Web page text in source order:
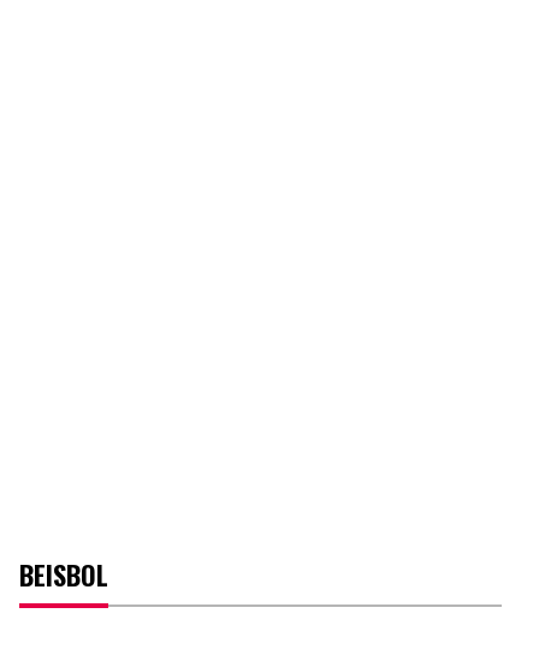
BEISBOL